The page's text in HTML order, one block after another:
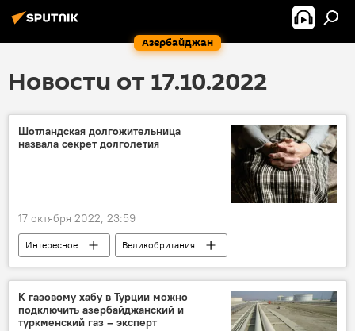
Азербайджан
Новости от 17.10.2022
Шотландская долгожительница
назвала секрет долголетия
17 октября 2022, 23:59
Интересное
Великобритания
Шотландия
долголетие
К газовому хабу в Турции можно
подключить азербайджанский и
туркменский газ – эксперт